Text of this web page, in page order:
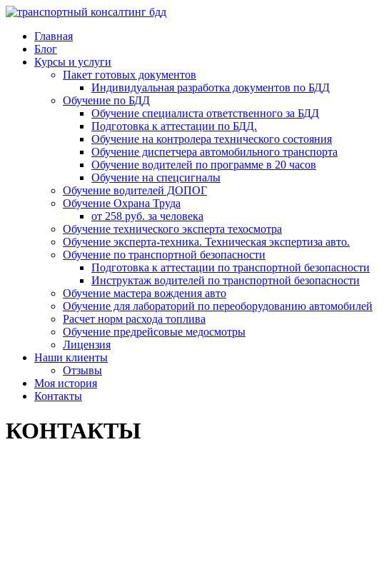
Главная
Блог
Курсы и услуги
Пакет готовых документов
Индивидуальная разработка документов по БДД
Обучение по БДД
Обучение специалиста ответственного за БДД
Подготовка к аттестации по БДД.
Обучение на контролера технического состояния
Обучение диспетчера автомобильного транспорта
Обучение водителей по программе в 20 часов
Обучение на спецсигналы
Обучение водителей ДОПОГ
Обучение Охрана Труда
от 258 руб. за человека
Обучение технического эксперта техосмотра
Обучение эксперта-техника. Техническая экспертиза авто.
Обучение по транспортной безопасности
Подготовка к аттестации по транспортной безопасности
Инструктаж водителей по транспортной безопасности
Обучение мастера вождения авто
Обучение для лабораторий по переоборудованию автомобилей
Расчет норм расхода топлива
Обучение предрейсовые медосмотры
Лицензия
Наши клиенты
Отзывы
Моя история
Контакты
КОНТАКТЫ